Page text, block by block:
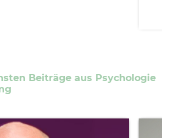
Beiträge aus Psychologie